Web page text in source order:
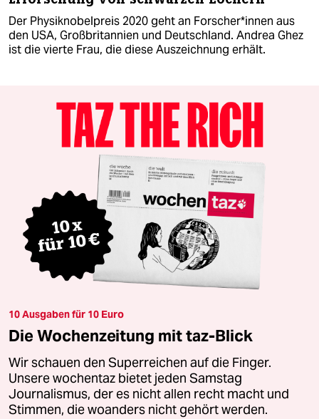
Der Physiknobelpreis 2020 geht an Forscher*innen aus
den USA, Großbritannien und Deutschland. Andrea Ghez
ist die vierte Frau, die diese Auszeichnung erhält.
10 Ausgaben für 10 Euro
Die Wochenzeitung mit taz-Blick
Wir schauen den Superreichen auf die Finger.
Unsere wochentaz bietet jeden Samstag
Journalismus, der es nicht allen recht macht und
Stimmen, die woanders nicht gehört werden.